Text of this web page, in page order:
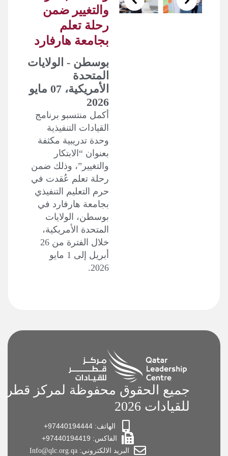
والتغيير ضمن
رحلة تعلم
بجامعة هارفارد
بوسطن - الولايات
المتحدة
الأمريكية، 07 مايو
2026
أكمل منتسبو برنامج
القيادات التنفيذية
وحدة تدريبية مكثفة
بعنوان “الابتكار
والتغيير”، وذلك ضمن
رحلة تعلم عُقدت في
حرم التعليم التنفيذي
بجامعة هارفارد في
بوسطن، الولايات
المتحدة الأمريكية،
خلال الفترة من 26
أبريل إلى 1 مايو
2026.
جميع الحقوق محفوظة لمركز قطر
للقيادات 2026
الهاتف: 97440194444+
الفاكس: 97440194419+
البريد الالكتروني: Info@qlc.org.qa